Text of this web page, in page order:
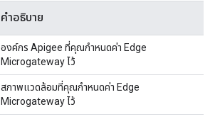
คำอธิบาย
องค์กร Apigee ที่คุณกำหนดค่า Edge
Microgateway ไว้
สภาพแวดล้อมที่คุณกำหนดค่า Edge
Microgateway ไว้